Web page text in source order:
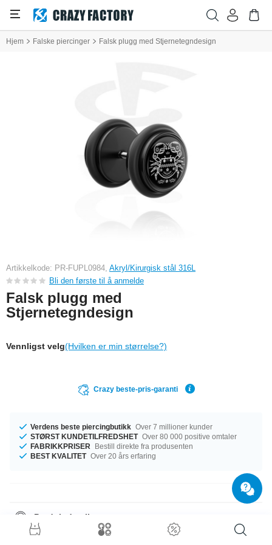
Hjem Falske piercinger Falsk plugg med Stjernetegndesign
Artikkelkode: PR-FUPL0984, Akryl/Kirurgisk stål 316L
Bli den første til å anmelde
Falsk plugg med
Stjernetegndesign
Vennligst velg(Hvilken er min størrelse?)
Crazy beste-pris-garanti
Verdens beste piercingbutikk Over 7 millioner kunder
STØRST KUNDETILFREDSHET Over 80 000 positive omtaler
FABRIKKPRISER
Bestill direkte fra produsenten
BEST KVALITET Over 20 års erfaring
Produktdetaljer
Tilgjengelig med et mål på 1.2 mm. Den perfekte følgesvenn i enhver